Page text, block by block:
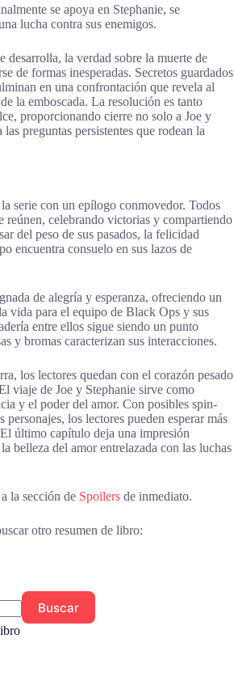
se apoya en Stephanie, se
lucha contra sus enemigos.
desarrolla, la verdad sobre la muerte de
de formas inesperadas. Secretos guardados
en una confrontación que revela al
la emboscada. La resolución es tanto
proporcionando cierre no solo a Joe y
preguntas persistentes que rodean la
serie con un epílogo conmovedor. Todos
reúnen, celebrando victorias y compartiendo
del peso de sus pasados, la felicidad
encuentra consuelo en sus lazos de
de alegría y esperanza, ofreciendo un
vida para el equipo de Black Ops y sus
entre ellos sigue siendo un punto
y bromas caracterizan sus interacciones.
los lectores quedan con el corazón pesado
viaje de Joe y Stephanie sirve como
y el poder del amor. Con posibles spin-
personajes, los lectores pueden esperar más
último capítulo deja una impresión
belleza del amor entrelazada con las luchas
la sección de Spoilers de inmediato.
otro resumen de libro:
Buscar